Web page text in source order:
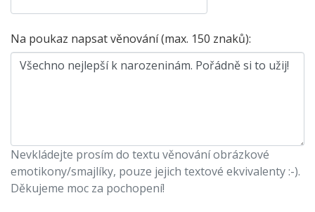
Na poukaz napsat věnování (max. 150 znaků):
Nevkládejte prosím do textu věnování obrázkové
emotikony/smajlíky, pouze jejich textové ekvivalenty :-).
Děkujeme moc za pochopení!